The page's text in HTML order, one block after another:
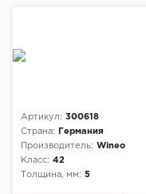
Артикул: 300618
Страна:
Германия
Производитель: Wineo
Класс: 42
Толщина, мм: 5